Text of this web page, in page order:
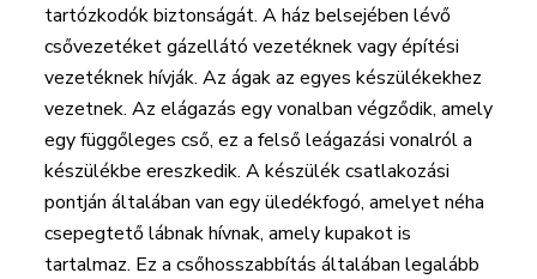
tartózkodók biztonságát. A ház belsejében lévő
csővezetéket gázellátó vezetéknek vagy építési
vezetéknek hívják. Az ágak az egyes készülékekhez
vezetnek. Az elágazás egy vonalban végződik, amely
egy függőleges cső, ez a felső leágazási vonalról a
készülékbe ereszkedik. A készülék csatlakozási
pontján általában van egy üledékfogó, amelyet néha
csepegtető lábnak hívnak, amely kupakot is
tartalmaz. Ez a csőhosszabbítás általában legalább